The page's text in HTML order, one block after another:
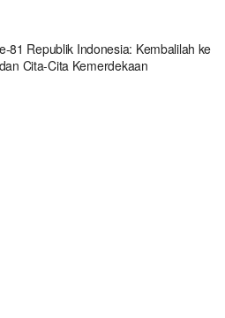
81 Republik Indonesia: Kembalilah ke
Cita-Cita Kemerdekaan